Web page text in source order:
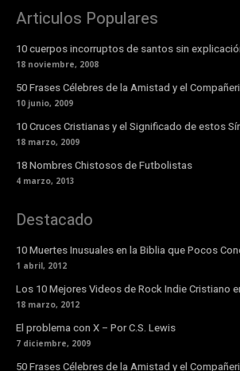
Articulos Populares
10 cuerpos incorruptos de santos sin
18 noviembre, 2008
50 Frases Célebres de la Amistad y el
10 junio, 2009
10 Cruces Cristianas y el Significado de estos
18 marzo, 2009
18 Nombres Chistosos de Futbolistas
4 marzo, 2013
Destacado
10 Muertes Inusuales en la Biblia que Pocos
1 abril, 2012
Los 10 Mejores Videos de Rock Indie Cristiano
18 marzo, 2012
El problema con X – Por C.S. Lewis
7 diciembre, 2009
50 Frases Célebres de la Amistad y el